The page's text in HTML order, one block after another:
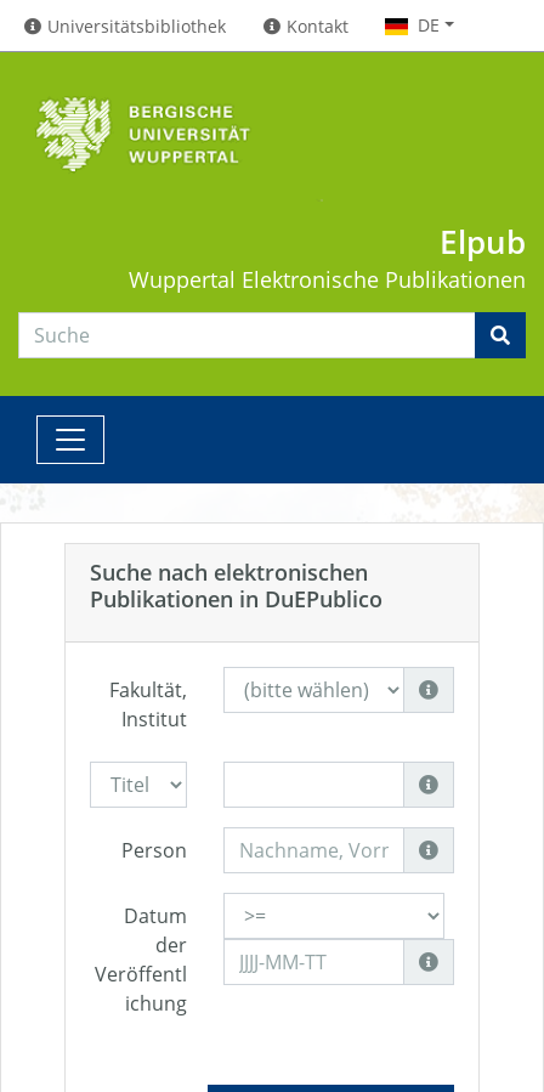
Universitätsbibliothek Kontakt DE
Elpub
Wuppertal Elektronische Publikationen
Suche nach elektronischen
Publikationen in DuEPublico
Fakultät,
Institut
Person
Datum
der
Veröffentl
ichung